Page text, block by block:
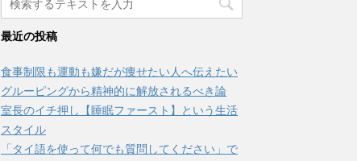
最近の投稿
食事制限も運動も嫌だが痩せたい人へ伝えたい
グルーピングから精神的に解放されるべき論
室長のイチ押し【睡眠ファースト】という生活
スタイル
「タイ語を使って何でも質問してください」で